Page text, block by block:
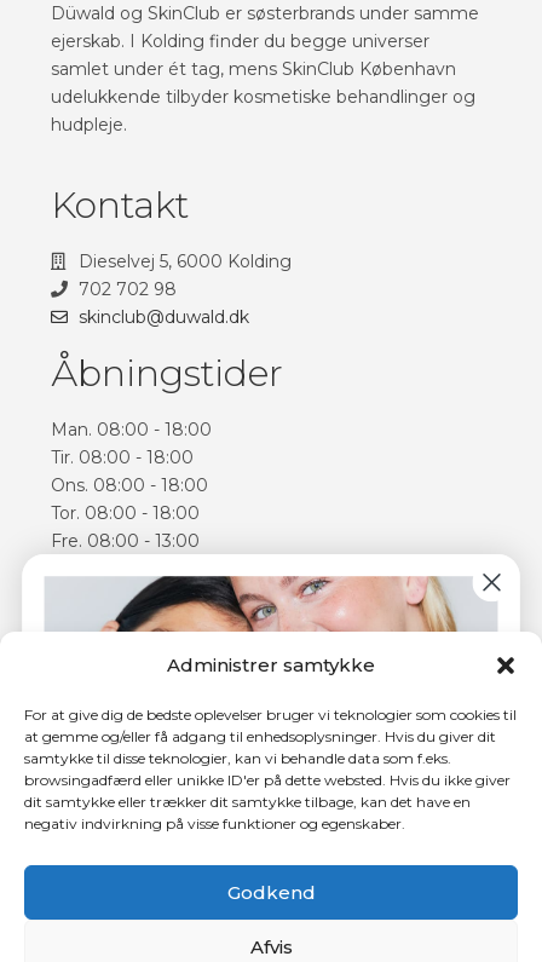
Administrer samtykke
For at give dig de bedste oplevelser bruger vi teknologier som cookies til
at gemme og/eller få adgang til enhedsoplysninger. Hvis du giver dit
samtykke til disse teknologier, kan vi behandle data som f.eks.
browsingadfærd eller unikke ID'er på dette websted. Hvis du ikke giver
dit samtykke eller trækker dit samtykke tilbage, kan det have en
negativ indvirkning på visse funktioner og egenskaber.
Godkend
Afvis
Düwald og SkinClub er søsterbrands under samme
ejerskab. I Kolding finder du begge universer
samlet under ét tag, mens SkinClub København
udelukkende tilbyder kosmetiske behandlinger og
hudpleje.
Kontakt
Dieselvej 5, 6000 Kolding
702 702 98
skinclub@duwald.dk
Åbningstider
Man. 08:00 - 18:00
Tir. 08:00 - 18:00
Ons. 08:00 - 18:00
Tor. 08:00 - 18:00
Fre. 08:00 - 13:00
Åbningstiderne kan varierer
Følg os
Facebook
Instagram